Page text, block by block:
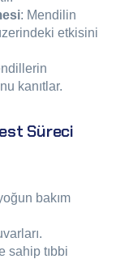
: Mendilin
etkisini
kanıtlar.
Süreci
bakım
sahip tıbbi